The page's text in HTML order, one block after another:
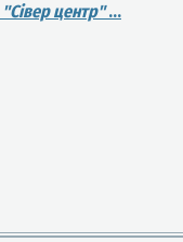
"Сівер центр"...